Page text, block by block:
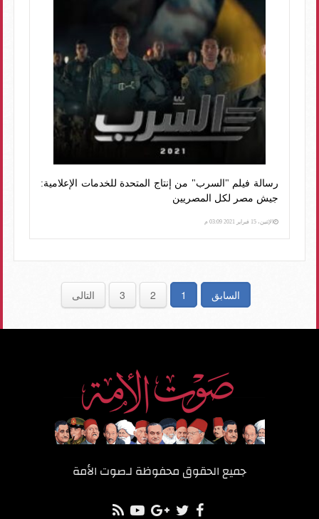
رسالة فيلم "السرب" من إنتاج المتحدة للخدمات الإعلامية:
جيش مصر لكل المصريين
الإثنين، 15 فبراير 2021 03:09 م
السابق 1
2
3 التالى
جميع الحقوق محفوظة لـصوت الأمة